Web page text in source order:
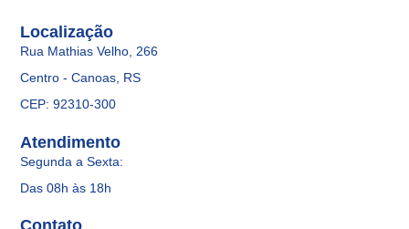
Atendimento
Segunda a Sexta:
Das 08h às 18h
Localização
Rua Mathias Velho, 266
Centro - Canoas, RS
CEP: 92310-300
Contato